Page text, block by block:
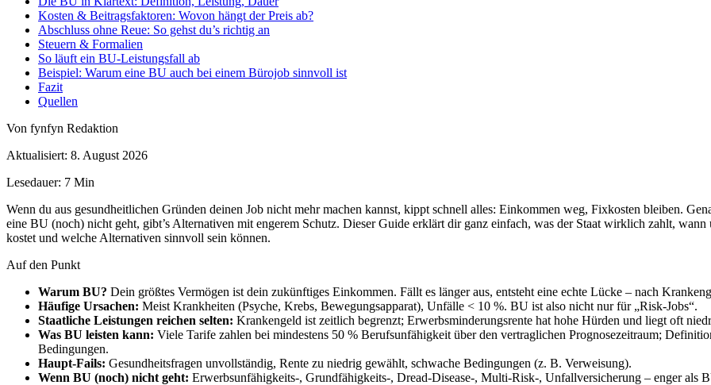
Kosten & Beitragsfaktoren: Wovon hängt der Preis ab?
Abschluss ohne Reue: So gehst du’s richtig an
Steuern & Formalien
So läuft ein BU-Leistungsfall ab
Beispiel: Warum eine BU auch bei einem Bürojob sinnvoll ist
Fazit
Quellen
Von fynfyn Redaktion
Aktualisiert: 8. August 2026
Lesedauer: 7 Min
Wenn du aus gesundheitlichen Gründen deinen Job nicht mehr machen kannst, kippt schnell alles: Einkommen weg, Fixkosten bleiben.
eine BU (noch) nicht geht, gibt’s Alternativen mit engerem Schutz. Dieser Guide erklärt dir ganz einfach, was der Staat wirklich zahlt,
kostet und welche Alternativen sinnvoll sein können.
Auf den Punkt
Warum BU? Dein größtes Vermögen ist dein zukünftiges Einkommen. Fällt es länger aus, entsteht eine echte Lücke – nach
Häufige Ursachen: Meist Krankheiten (Psyche, Krebs, Bewegungsapparat), Unfälle < 10 %. BU ist also nicht nur für „Risk-Jobs“.
Staatliche Leistungen reichen selten: Krankengeld ist zeitlich begrenzt; Erwerbsminderungsrente hat hohe Hürden und liegt oft
Was BU leisten kann: Viele Tarife zahlen bei mindestens 50 % Berufsunfähigkeit über den vertraglichen Prognosezeitraum;
Bedingungen.
Haupt-Fails: Gesundheitsfragen unvollständig, Rente zu niedrig gewählt, schwache Bedingungen (z. B. Verweisung).
Wenn BU (noch) nicht geht: Erwerbsunfähigkeits-, Grundfähigkeits-, Dread-Disease-, Multi-Risk-, Unfallversicherung – enger als